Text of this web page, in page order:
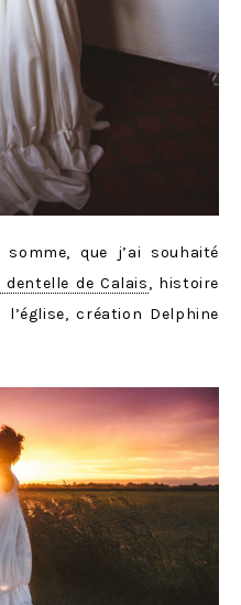
que j’ai souhaité
de Calais, histoire
création Delphine